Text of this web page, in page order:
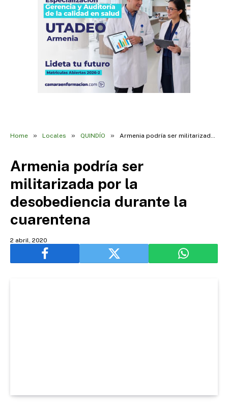
Home » Locales » QUINDÍO » Armenia podría ser militarizada por la desobediencia durante la cuarentena
Armenia podría ser
militarizada por la
desobediencia durante la
cuarentena
2 abril, 2020